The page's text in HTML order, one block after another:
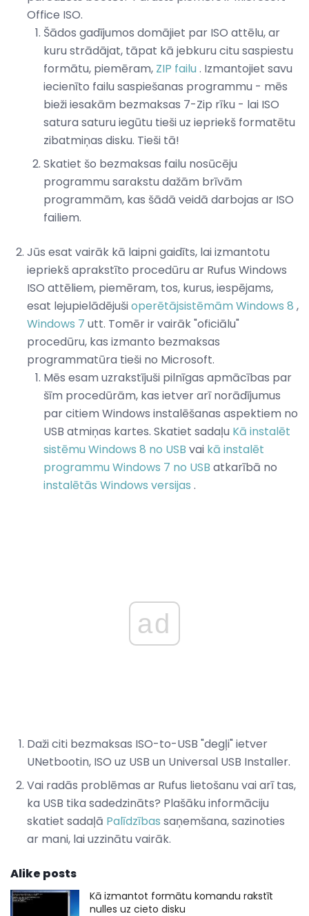
Office ISO.
Šādos gadījumos domājiet par ISO attēlu, ar
kuru strādājat, tāpat kā jebkuru citu saspiestu
formātu, piemēram, ZIP failu. Izmantojiet savu
iecienīto failu saspiešanas programmu - mēs
bieži iesakām bezmaksas 7-Zip rīku - lai ISO
satura saturu iegūtu tieši uz iepriekš formatētu
zibatmiņas disku. Tieši tā!
Skatiet šo bezmaksas failu nosūcēju
programmu sarakstu dažām brīvām
programmām, kas šādā veidā darbojas ar ISO
failiem.
Jūs esat vairāk kā laipni gaidīts, lai izmantotu
iepriekš aprakstīto procedūru ar Rufus Windows
ISO attēliem, piemēram, tos, kurus, iespējams,
esat lejupielādējušioperētājsistēmām Windows 8 ,
Windows 7 utt. Tomēr ir vairāk "oficiālu"
procedūru, kas izmanto bezmaksas
programmatūra tieši no Microsoft.
Mēs esam uzrakstījuši pilnīgas apmācības par
šīm procedūrām, kas ietver arī norādījumus
par citiem Windows instalēšanas aspektiem no
USB atmiņas kartes. Skatiet sadaļu Kā instalēt
sistēmu Windows 8 no USB vai kā instalēt
programmu Windows 7 no USB atkarībā no
instalētās Windows versijas .
ad
Daži citi bezmaksas ISO-to-USB "degļi" ietver
UNetbootin, ISO uz USB un Universal USB Installer.
Vai radās problēmas ar Rufus lietošanu vai arī tas,
ka USB tika sadedzināts? Plašāku informāciju
skatiet sadaļā Palīdzības saņemšana, sazinoties
ar mani, lai uzzinātu vairāk.
Alike posts
Kā izmantot formātu komandu rakstīt
nulles uz cieto disku